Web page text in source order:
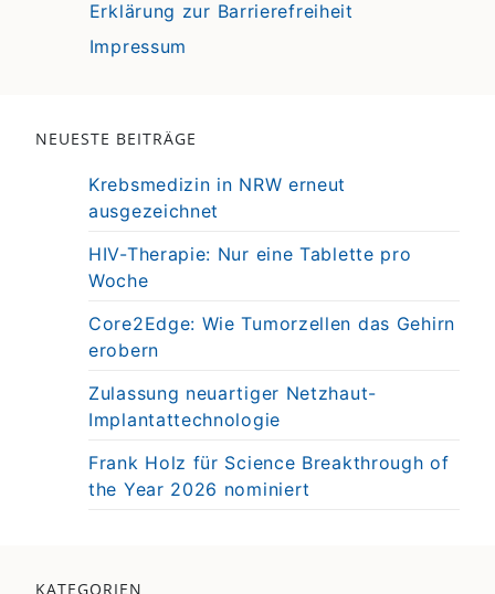
Erklärung zur Barrierefreiheit
Impressum
NEUESTE BEITRÄGE
Krebsmedizin in NRW erneut
ausgezeichnet
HIV-Therapie: Nur eine Tablette pro
Woche
Core2Edge: Wie Tumorzellen das Gehirn
erobern
Zulassung neuartiger Netzhaut-
Implantattechnologie
Frank Holz für Science Breakthrough of
the Year 2026 nominiert
KATEGORIEN